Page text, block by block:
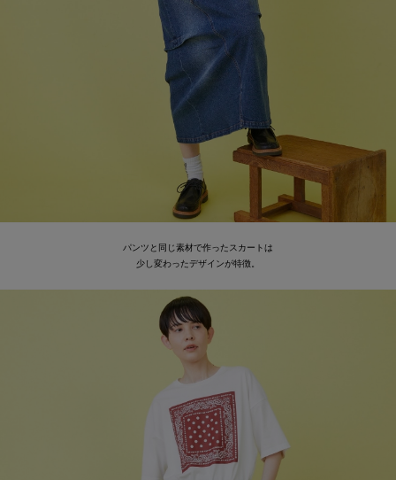
パンツと同じ素材で作ったスカートは
少し変わったデザインが特徴。